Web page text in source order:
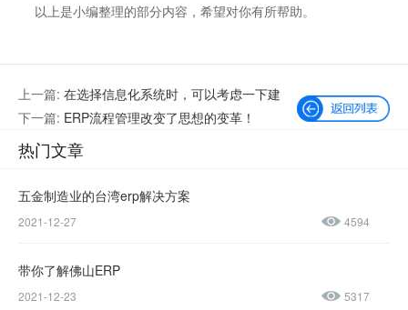
以上是小编整理的部分内容，希望对你有所帮助。
上一篇: 在选择信息化系统时，可以考虑一下建
议！
下一篇: ERP流程管理改变了思想的变革！
热门文章
五金制造业的台湾erp解决方案
2021-12-27 4594
带你了解佛山ERP
2021-12-23 5317